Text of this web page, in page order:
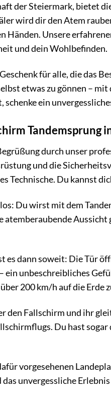
der Steiermark, bietet
wird dir den Atem
Händen. Unsere
und dein Wohlbefinden.
für alle, die das
etwas zu gönnen –
schenke ein
Tandemsprung
durch unser
und die
Technische. Du kannst
Du wirst mit dem
atemberaubende
es dann soweit: Die Tür
ein unbeschreibliches
200 km/h auf die Erde
den Fallschirm und ihr
Du hast
vorgesehenen
unvergessliche